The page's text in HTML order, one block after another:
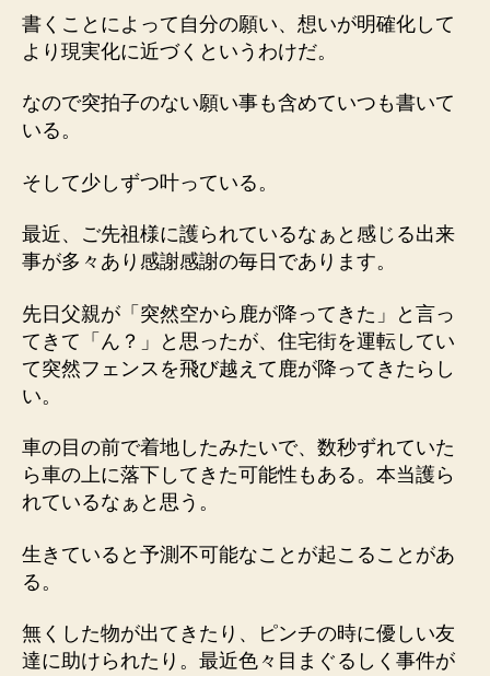
書くことによって自分の願い、想いが明確化して
より現実化に近づくというわけだ。
なので突拍子のない願い事も含めていつも書いて
いる。
そして少しずつ叶っている。
最近、ご先祖様に護られているなぁと感じる出来
事が多々あり感謝感謝の毎日であります。
先日父親が「突然空から鹿が降ってきた」と言っ
てきて「ん？」と思ったが、住宅街を運転してい
て突然フェンスを飛び越えて鹿が降ってきたらし
い。
車の目の前で着地したみたいで、数秒ずれていた
ら車の上に落下してきた可能性もある。本当護ら
れているなぁと思う。
生きていると予測不可能なことが起こることがあ
る。
無くした物が出てきたり、ピンチの時に優しい友
達に助けられたり。最近色々目まぐるしく事件が